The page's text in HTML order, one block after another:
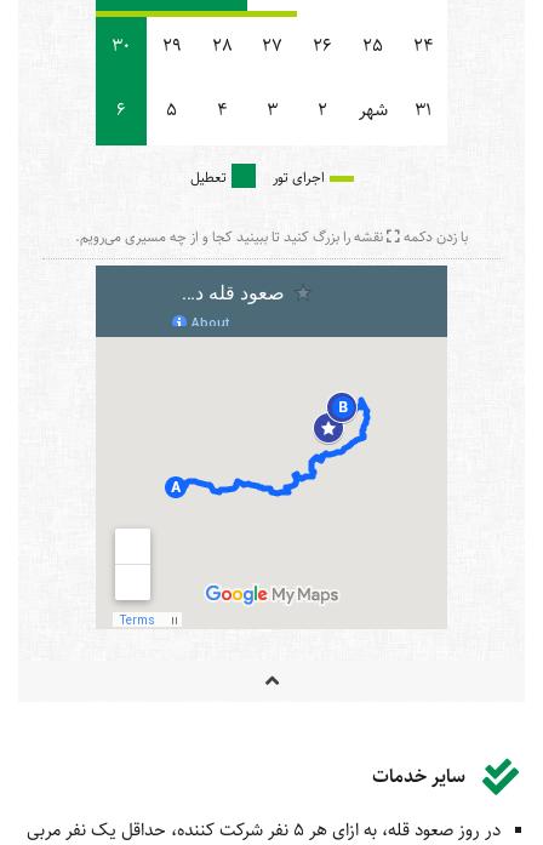
24
25
26
27
28
29
30
31 شهر 2
3
4
5
6
اجرای تور تعطیل
با زدن دکمه نقشه را بزرگ کنید تا ببینید کجا و از چه مسیری می‌رویم.
سایر خدمات
در روز صعود قله، به ازای هر 5 نفر شرکت کننده، حداقل یک نفر مربی